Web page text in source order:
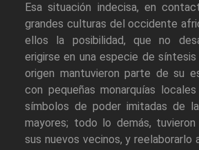
Esa situación indecisa, en
grandes culturas del occidente
ellos la posibilidad, que no
erigirse en una especie de síntesis
origen mantuvieron parte de su
con pequeñas monarquías
símbolos de poder imitadas de
mayores; todo lo demás,
sus nuevos vecinos, y reelaborarlo